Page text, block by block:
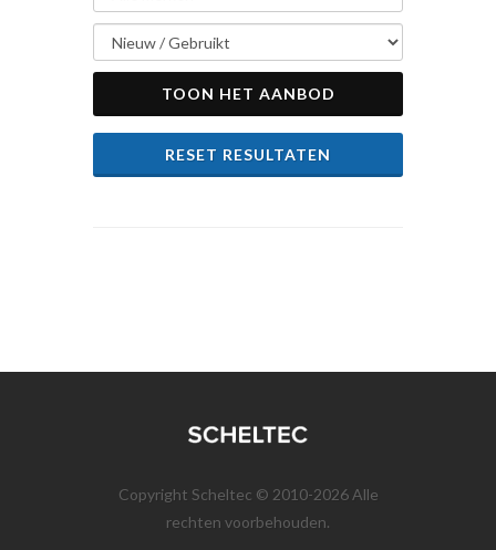
TOON HET AANBOD
RESET RESULTATEN
Copyright Scheltec © 2010-2026 Alle
rechten voorbehouden.